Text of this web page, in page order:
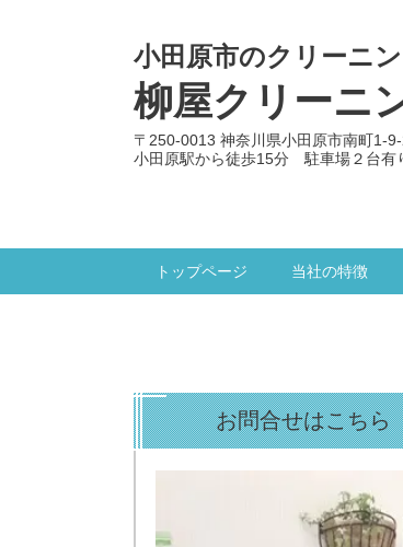
小田原市のクリーニ
柳屋クリーニ
〒250-0013 神奈川県小田原市南町1-
小田原駅から徒歩15分 駐車場２台有
トップページ 当社の特徴
お問合せはこちら